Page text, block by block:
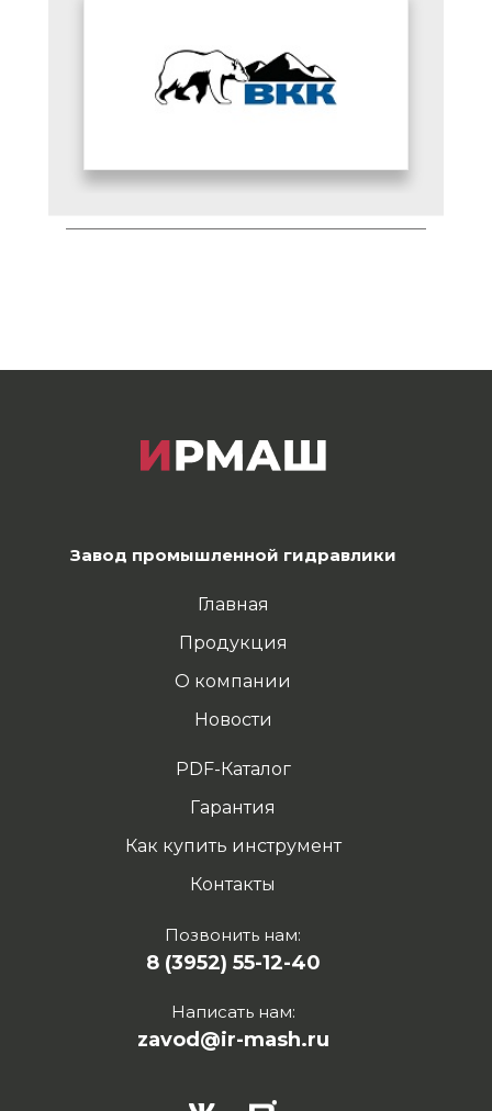
Завод промышленной гидравлики
Главная
Продукция
О компании
Новости
PDF-Каталог
Гарантия
Как купить инструмент
Контакты
Позвонить нам:
8 (3952) 55-12-40
Написать нам:
zavod@ir-mash.ru